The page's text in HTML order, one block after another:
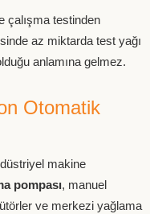
çalışma testinden
az miktarda test yağı
anlamına gelmez.
Otomatik
makine
pompası, manuel
ve merkezi yağlama